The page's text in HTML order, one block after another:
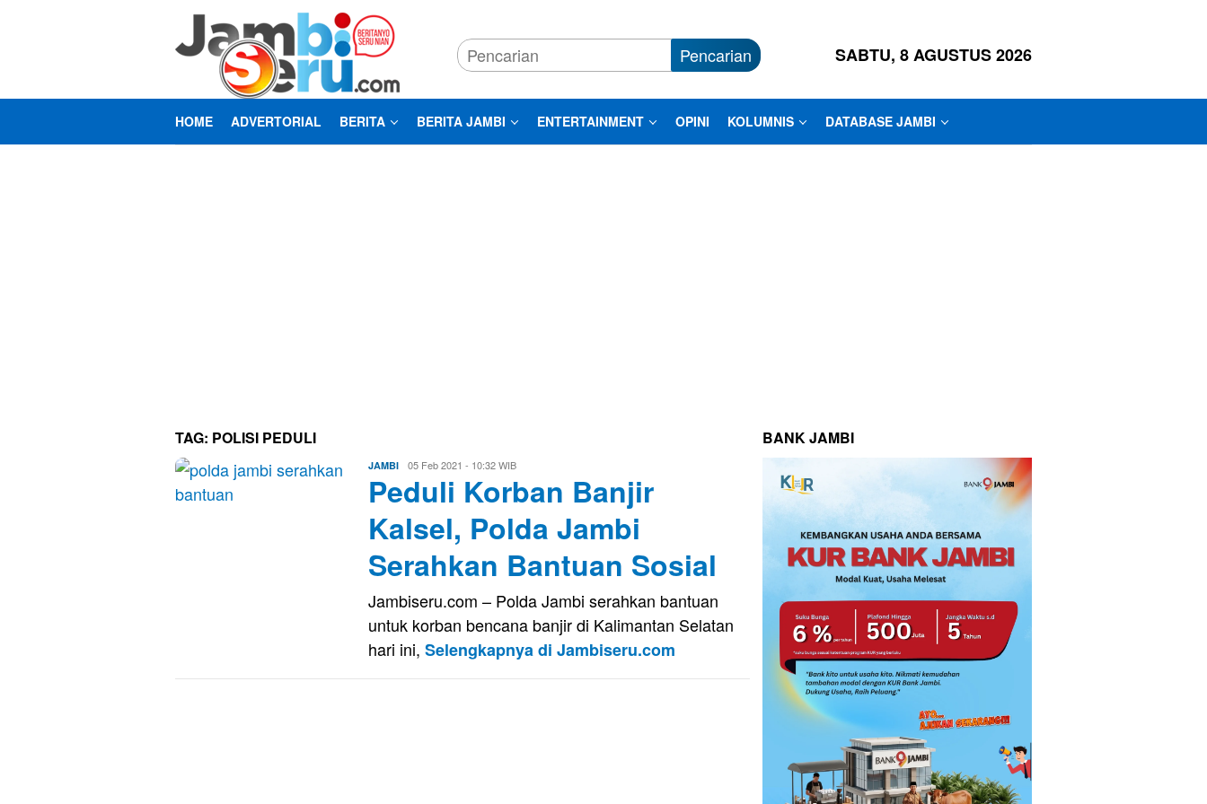
Pencarian SABTU, 8 AGUSTUS 2026
HOME ADVERTORIAL BERITA BERITA JAMBI ENTERTAINMENT OPINI KOLUMNIS DATABASE JAMBI
TAG: POLISI PEDULI
JAMBI Evo
Kusnady
05 Feb 2021 - 10:32 WIB
Peduli Korban Banjir
Kalsel, Polda Jambi
Serahkan Bantuan Sosial
Jambiseru.com – Polda Jambi serahkan bantuan
untuk korban bencana banjir di Kalimantan Selatan
hari ini, Selengkapnya di Jambiseru.com
BANK JAMBI